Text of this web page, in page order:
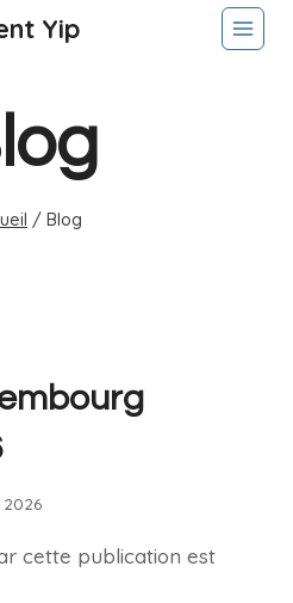
Yip
/ Blog
cette publication est